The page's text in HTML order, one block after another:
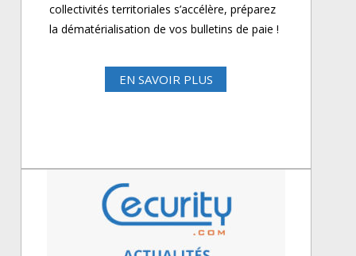
collectivités territoriales s’accélère, préparez
la dématérialisation de vos bulletins de paie !
EN SAVOIR PLUS